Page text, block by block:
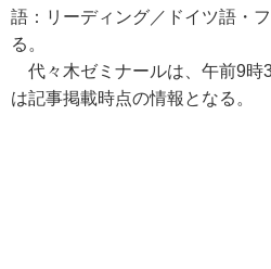
語：リーディング／ドイツ語・
る。
代々木ゼミナールは、午前9時
は記事掲載時点の情報となる。